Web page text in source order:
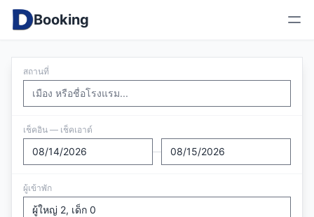
Booking
สถานที่
เช็คอิน — เช็คเอาต์
—
ผู้เข้าพัก